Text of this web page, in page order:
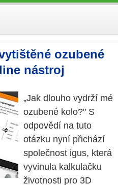
ozubené
nástroj
„Jak dlouho vydrží mé
ozubené kolo?" S
odpovědí na tuto
otázku nyní přichází
společnost igus, která
vyvinula kalkulačku
životnosti pro 3D